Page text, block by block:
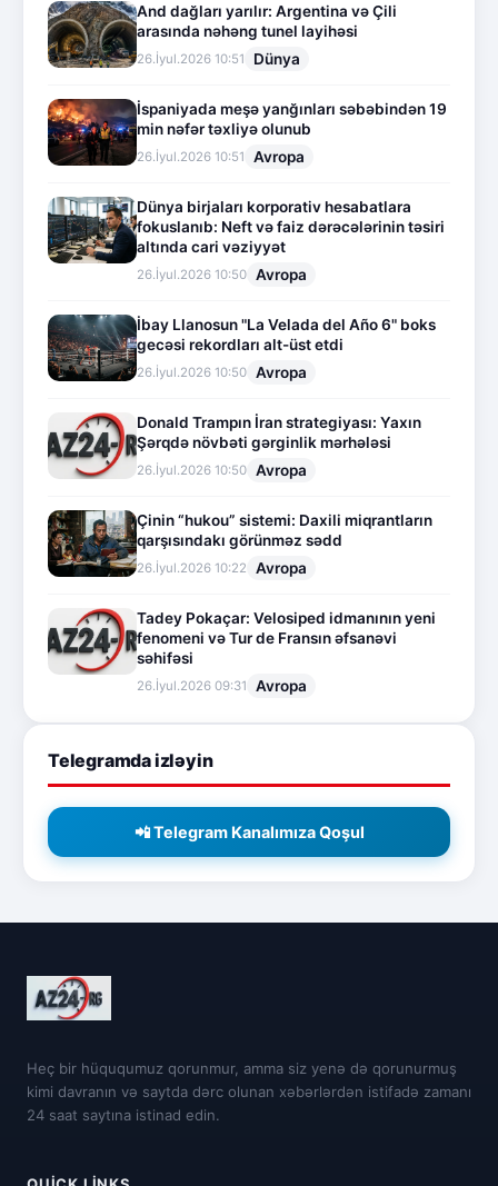
And dağları yarılır: Argentina və Çili
arasında nəhəng tunel layihəsi
26.İyul.2026 10:51 Dünya
İspaniyada meşə yanğınları səbəbindən 19
min nəfər təxliyə olunub
26.İyul.2026 10:51 Avropa
Dünya birjaları korporativ hesabatlara
fokuslanıb: Neft və faiz dərəcələrinin təsiri
altında cari vəziyyət
26.İyul.2026 10:50 Avropa
İbay Llanosun "La Velada del Año 6" boks
gecəsi rekordları alt-üst etdi
26.İyul.2026 10:50 Avropa
Donald Trampın İran strategiyası: Yaxın
Şərqdə növbəti gərginlik mərhələsi
26.İyul.2026 10:50 Avropa
Çinin “hukou” sistemi: Daxili miqrantların
qarşısındakı görünməz sədd
26.İyul.2026 10:22 Avropa
Tadey Pokaçar: Velosiped idmanının yeni
fenomeni və Tur de Fransın əfsanəvi
səhifəsi
26.İyul.2026 09:31 Avropa
Telegramda izləyin
📲 Telegram Kanalımıza Qoşul
Heç bir hüququmuz qorunmur, amma siz yenə də qorunurmuş
kimi davranın və saytda dərc olunan xəbərlərdən istifadə zamanı
24 saat saytına istinad edin.